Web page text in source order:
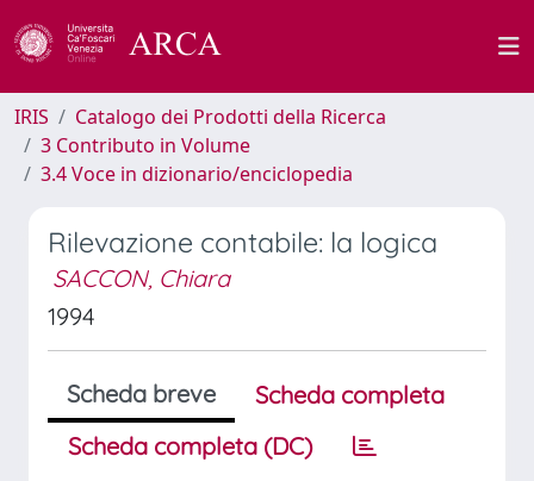
IRIS
Catalogo dei Prodotti della Ricerca
3 Contributo in Volume
3.4 Voce in dizionario/enciclopedia
Rilevazione contabile: la logica
SACCON, Chiara
1994
Scheda breve
Scheda completa
Scheda completa (DC)